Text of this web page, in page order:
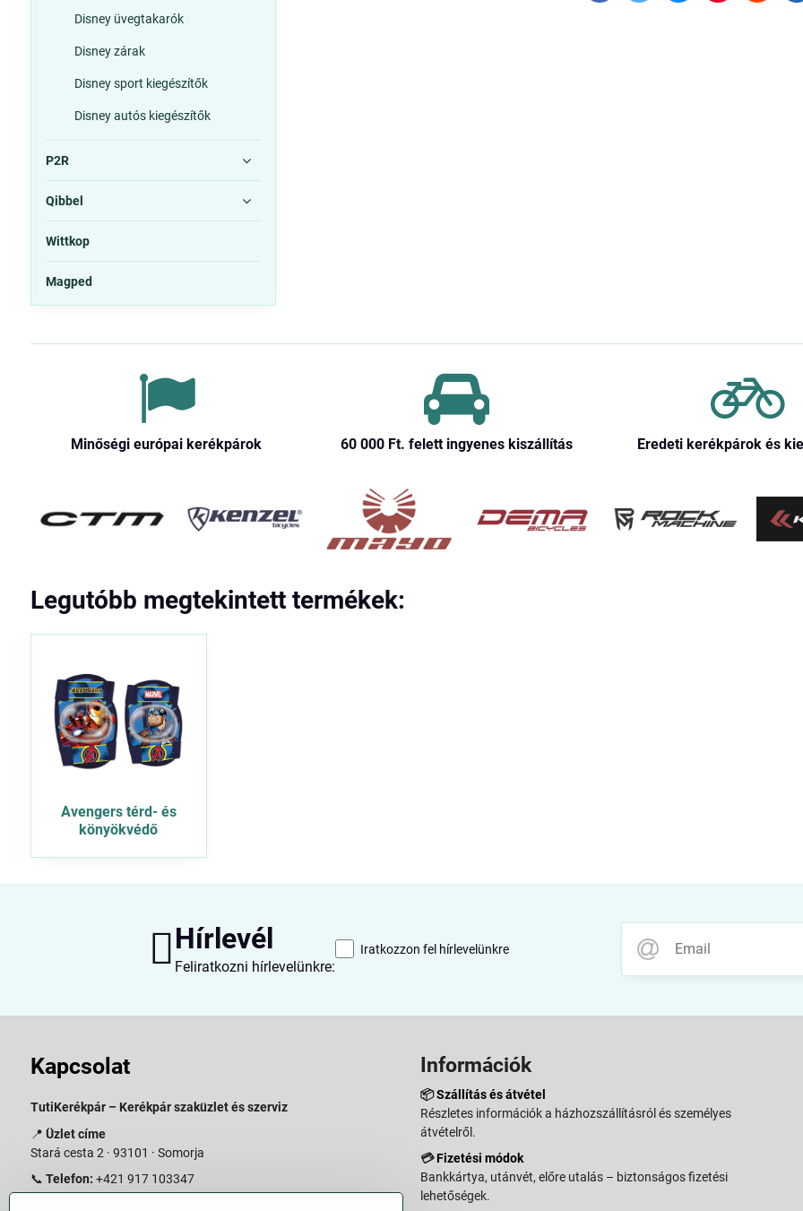
Disney üvegtakarók
Disney zárak
Disney sport kiegészítők
Disney autós kiegészítők
P2R
Qibbel
Wittkop
Magped
Minőségi európai kerékpárok 60 000 Ft​. felett ingyenes kiszállítás Eredeti kerékpárok és
Legutóbb megtekintett termékek:
Avengers térd- és
könyökvédő
Hírlevél
Feliratkozni hírlevelünkre:
Iratkozzon fel hírlevelünkre
Kapcsolat
TutiKerékpár – Kerékpár szaküzlet és szerviz
📍 Üzlet címe
Stará cesta 2 · 93101 · Somorja
📞 Telefon: +421 917 103347
Információk
📦Szállítás és átvétel
Részletes információk a házhozszállításról és személyes
átvételről.
💳Fizetési módok
Bankkártya, utánvét, előre utalás – biztonságos fizetési
lehetőségek.